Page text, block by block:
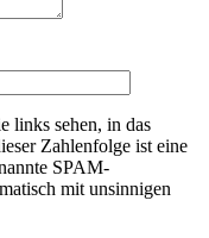
links sehen, in das
Zahlenfolge ist eine
SPAM-
mit unsinnigen